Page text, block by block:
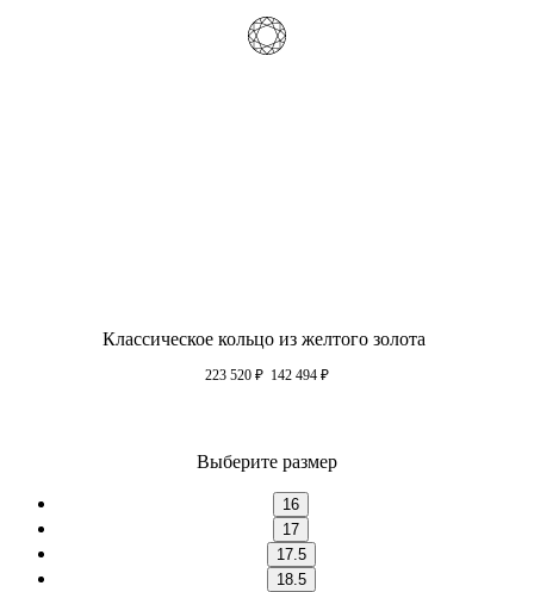
Классическое кольцо из желтого золота
223 520 ₽ 142 494 ₽
Выберите размер
16
17
17.5
18.5